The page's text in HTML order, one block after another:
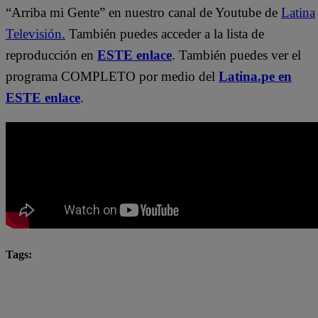
“Arriba mi Gente” en nuestro canal de Youtube de Latina
Televisión. También puedes acceder a la lista de
reproducción en ESTE enlace. También puedes ver el
programa COMPLETO por medio del Latina.pe en
ESTE enlace.
Tags: